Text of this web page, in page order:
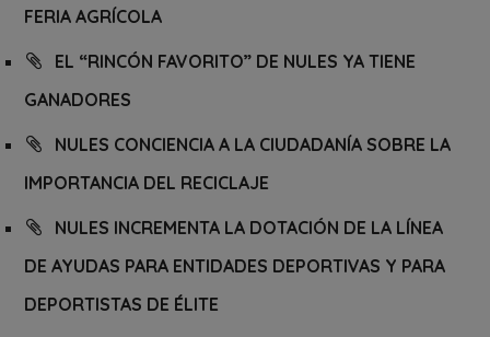
FERIA AGRÍCOLA
EL “RINCÓN FAVORITO” DE NULES YA TIENE
GANADORES
NULES CONCIENCIA A LA CIUDADANÍA SOBRE LA
IMPORTANCIA DEL RECICLAJE
NULES INCREMENTA LA DOTACIÓN DE LA LÍNEA
DE AYUDAS PARA ENTIDADES DEPORTIVAS Y PARA
DEPORTISTAS DE ÉLITE